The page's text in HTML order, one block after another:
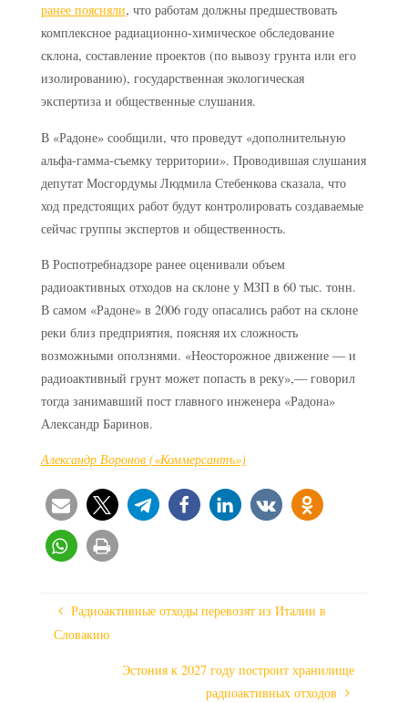
ранее поясняли, что работам должны предшествовать
комплексное радиационно-химическое обследование
склона, составление проектов (по вывозу грунта или его
изолированию), государственная экологическая
экспертиза и общественные слушания.
В «Радоне» сообщили, что проведут «дополнительную
альфа-гамма-съемку территории». Проводившая слушания
депутат Мосгордумы Людмила Стебенкова сказала, что
ход предстоящих работ будут контролировать создаваемые
сейчас группы экспертов и общественность.
В Роспотребнадзоре ранее оценивали объем
радиоактивных отходов на склоне у МЗП в 60 тыс. тонн.
В самом «Радоне» в 2006 году опасались работ на склоне
реки близ предприятия, поясняя их сложность
возможными оползнями. «Неосторожное движение — и
радиоактивный грунт может попасть в реку»,— говорил
тогда занимавший пост главного инженера «Радона»
Александр Баринов.
Александр Воронов («Коммерсантъ»)
Радиоактивные отходы перевозят из Италии в
Словакию
Эстония к 2027 году построит хранилище
радиоактивных отходов